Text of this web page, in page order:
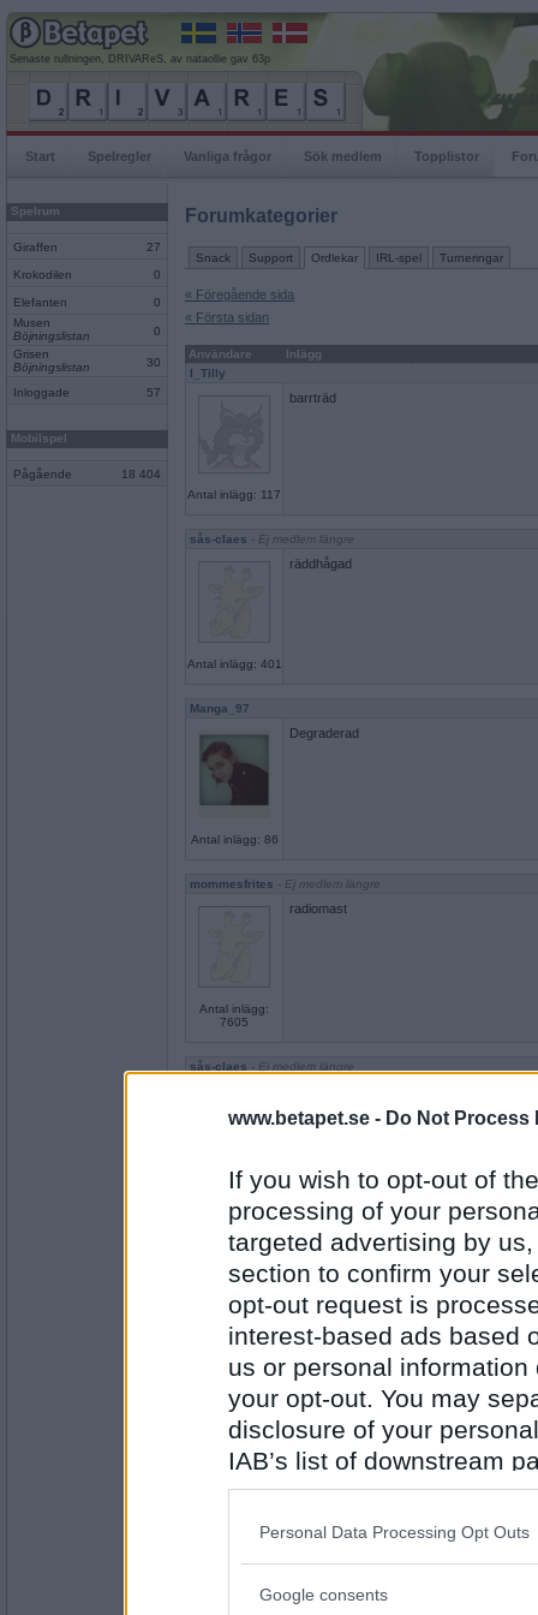
www.betapet.se - Do Not Process
If you wish to opt-out of
processing of your
targeted advertising by
section to confirm your
opt-out request is
interest-based ads based
us or personal
your opt-out. You may
disclosure of your
IAB’s list of downstream
also be disclosed by us
Downstream Participants
Please note that this
Personal Data Processing Opt Outs
Google consents
Senaste rullningen, DRIVAReS, av nataollie gav 63p
Start Spelregler Vanliga frågor Sök medlem Topplistor
Spelrum
Giraffen 27
Krokodilen 0
Elefanten
0
Musen
Böjningslistan
0
Grisen
Böjningslistan
30
Inloggade 57
Mobilspel
Pågående 18 404
Forumkategorier
Snack Support Ordlekar IRL-spel Turneringar
« Föregående sida
« Första sidan
Användare
Inlägg
I_Tilly
Antal inlägg: 117
barrträd
sås-claes - Ej medlem längre
Antal inlägg: 401
räddhågad
Manga_97
Antal inlägg: 86
Degraderad
mommesfrites - Ej medlem längre
Antal inlägg:
7605
radiomast
sås-claes - Ej medlem längre
Antal inlägg: 401
Sotfinger
22361
Behringer
skare
mommesfrites- Ej medlem längre